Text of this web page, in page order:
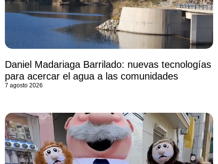
Daniel Madariaga Barrilado: nuevas tecnologías
para acercar el agua a las comunidades
7 agosto 2026